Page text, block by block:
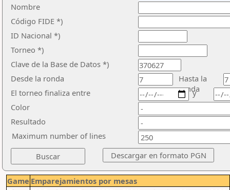
Nombre
Código FIDE *)
ID Nacional *)
Torneo *)
Clave de la Base de Datos *)
Desde la ronda
Hasta la
ronda
El torneo finaliza entre
Color
Resultado
y
Maximum number of lines
Game Emparejamientos por mesas